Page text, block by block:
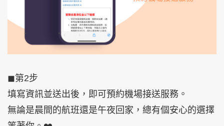
◼︎第2步
填寫資訊並送出後，即可預約機場接送服務。
無論是晨間的航班還是午夜回家，總有個安心的選擇